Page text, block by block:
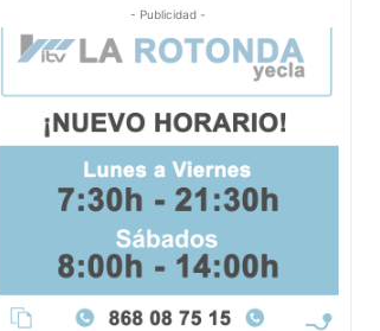
- Publicidad -